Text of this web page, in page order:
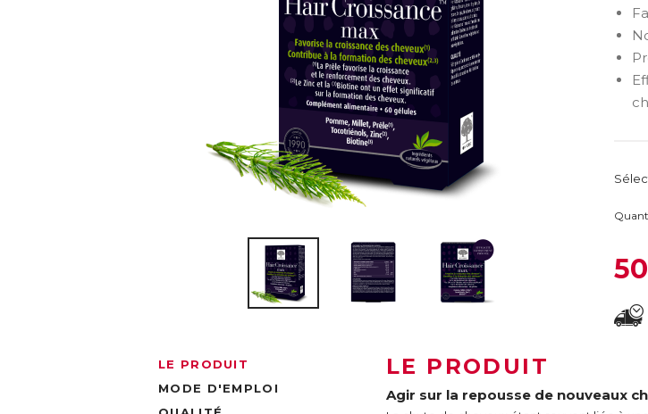
LE PRODUIT
MODE D'EMPLOI
LE PRODUIT
Agir sur la repousse de nouveaux